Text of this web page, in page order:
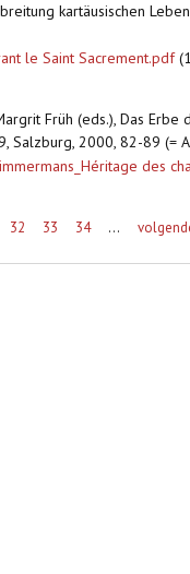
kartäusischen
le Saint Sacrement.pdf
Früh (eds.), Das Erbe
2000, 82-89 (=
des
32 33 34 …